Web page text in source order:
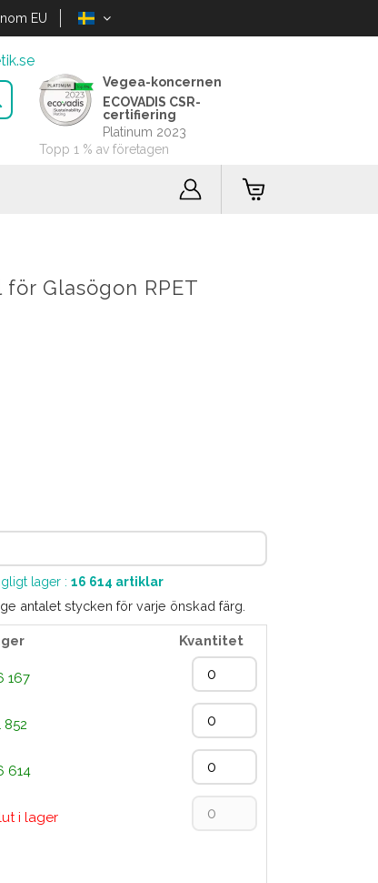
EU
Vegea-koncernen
ECOVADIS CSR-
certifiering
Platinum 2023
Topp 1 % av företagen
Glasögon RPET
lager : 16 614 artiklar
antalet stycken för varje önskad färg.
Kvantitet
167
852
614
i lager